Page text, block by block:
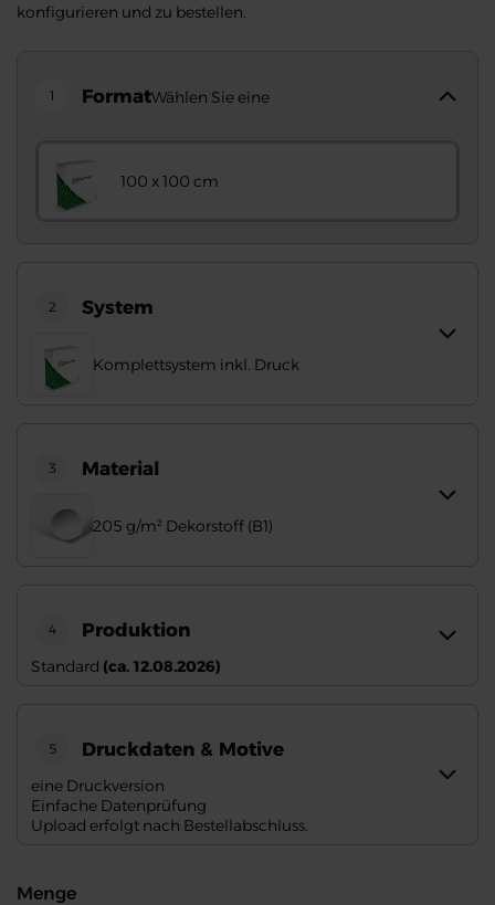
konfigurieren und zu bestellen.
1 FormatWählen Sie eine
100 x 100 cm
2 System
Komplettsystem inkl. Druck
3 Material
205 g/m² Dekorstoff (B1)
4 Produktion
Standard (ca. 12.08.2026)
5 Druckdaten & Motive
eine Druckversion
Einfache Datenprüfung
Upload erfolgt nach Bestellabschluss.
Menge